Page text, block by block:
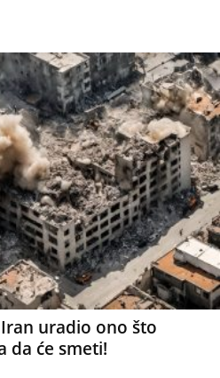
Iran uradio ono što
da će smeti!